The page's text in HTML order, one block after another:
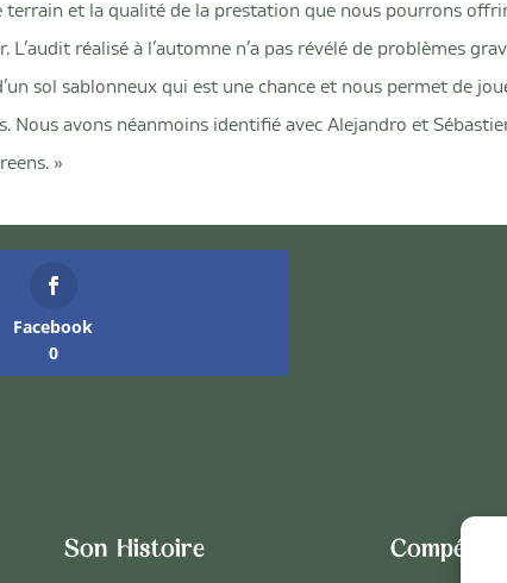
terrain et la qualité de la prestation que nous pourrons
L’audit réalisé à l’automne n’a pas révélé de problèmes
sol sablonneux qui est une chance et nous permet de
Nous avons néanmoins identifié avec Alejandro et
»
Facebook
0
Son Histoire